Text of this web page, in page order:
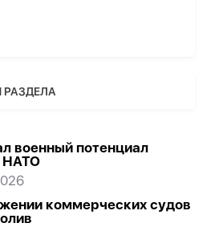
РАЗДЕЛА
военный потенциал
НАТО
коммерческих судов